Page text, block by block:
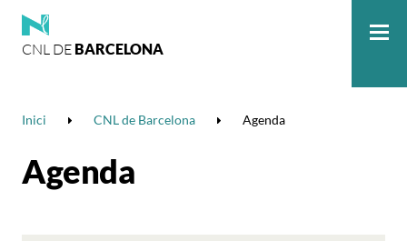
CNL DE BARCELONA
Inici CNL de Barcelona Agenda
Agenda